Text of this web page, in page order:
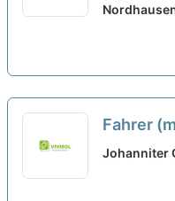
oder
Fahrer
Teilzeit
Johanniter